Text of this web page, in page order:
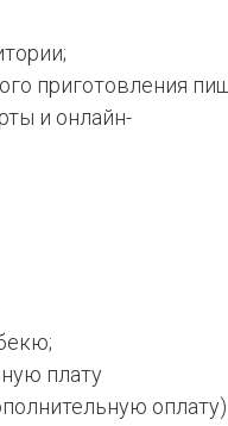
приготовления
и онлайн-
плату
оплату)